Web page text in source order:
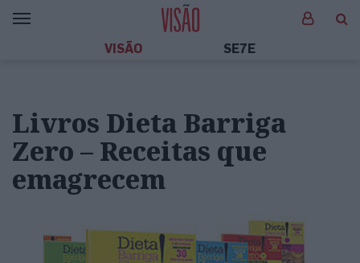
VISÃO SE7E
Livros Dieta Barriga
Zero – Receitas que
emagrecem